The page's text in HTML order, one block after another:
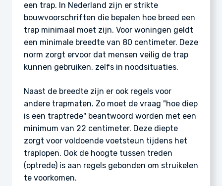
een trap. In Nederland zijn er strikte
bouwvoorschriften die bepalen hoe breed een
trap minimaal moet zijn. Voor woningen geldt
een minimale breedte van 80 centimeter. Deze
norm zorgt ervoor dat mensen veilig de trap
kunnen gebruiken, zelfs in noodsituaties.
Naast de breedte zijn er ook regels voor
andere trapmaten. Zo moet de vraag "hoe diep
is een traptrede" beantwoord worden met een
minimum van 22 centimeter. Deze diepte
zorgt voor voldoende voetsteun tijdens het
traplopen. Ook de hoogte tussen treden
(optrede) is aan regels gebonden om struikelen
te voorkomen.